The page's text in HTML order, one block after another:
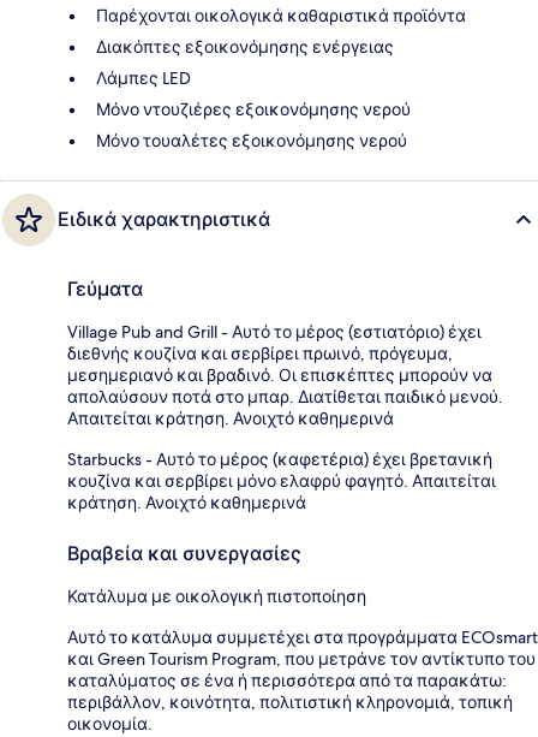
Παρέχονται οικολογικά καθαριστικά προϊόντα
Διακόπτες εξοικονόμησης ενέργειας
Λάμπες LED
Μόνο ντουζιέρες εξοικονόμησης νερού
Μόνο τουαλέτες εξοικονόμησης νερού
Ειδικά χαρακτηριστικά
Γεύματα
Village Pub and Grill - Αυτό το μέρος (εστιατόριο) έχει
διεθνής κουζίνα και σερβίρει πρωινό, πρόγευμα,
μεσημεριανό και βραδινό. Οι επισκέπτες μπορούν να
απολαύσουν ποτά στο μπαρ. Διατίθεται παιδικό μενού.
Απαιτείται κράτηση. Ανοιχτό καθημερινά
Starbucks - Αυτό το μέρος (καφετέρια) έχει βρετανική
κουζίνα και σερβίρει μόνο ελαφρύ φαγητό. Απαιτείται
κράτηση. Ανοιχτό καθημερινά
Βραβεία και συνεργασίες
Κατάλυμα με οικολογική πιστοποίηση
Αυτό το κατάλυμα συμμετέχει στα προγράμματα ECOsmart
και Green Tourism Program, που μετράνε τον αντίκτυπο του
καταλύματος σε ένα ή περισσότερα από τα παρακάτω:
περιβάλλον, κοινότητα, πολιτιστική κληρονομιά, τοπική
οικονομία.